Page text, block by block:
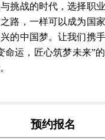
挑战的时代，选择职
路，一样可以成为国
的中国梦。让我们携
命运，匠心筑梦未来”
预约报名